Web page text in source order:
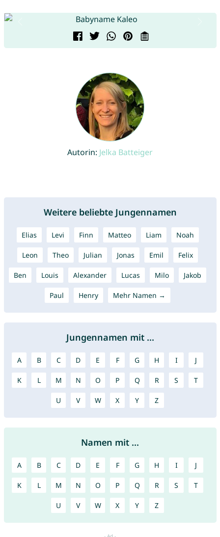
Autorin: Jelka Batteiger
Weitere beliebte Jungennamen
Elias Levi Finn Matteo Liam Noah
Leon Theo Julian Jonas Emil Felix
Ben Louis Alexander Lucas Milo Jakob
Paul Henry Mehr Namen →
Jungennamen mit ...
A B C D E F G H I J
K L M N O P Q R S T
U V W X Y Z
Namen mit ...
A B C D E F G H I J
K L M N O P Q R S T
U V W X Y Z